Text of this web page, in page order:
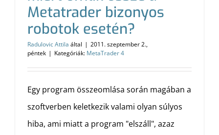
Metatrader bizonyos
robotok esetén?
Radulovic Attila által | 2011. szeptember 2.,
péntek | Kategóriák: MetaTrader 4
Egy program összeomlása során magában a
szoftverben keletkezik valami olyan súlyos
hiba, ami miatt a program "elszáll", azaz